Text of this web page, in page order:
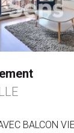
BALCON